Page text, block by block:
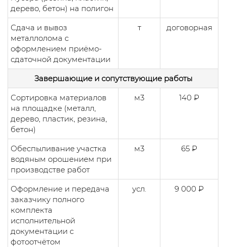
дерево, бетон) на полигон
Сдача и вывоз
металлолома с
оформлением приёмо-
сдаточной документации
т договорная
Завершающие и сопутствующие работы
Сортировка материалов
на площадке (металл,
дерево, пластик, резина,
бетон)
м3 140 ₽
Обеспыливание участка
водяным орошением при
производстве работ
м3 65 ₽
Оформление и передача
заказчику полного
комплекта
исполнительной
документации с
фотоотчётом
усл. 9 000 ₽